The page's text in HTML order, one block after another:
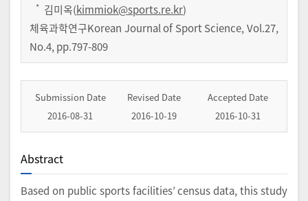
* 김미옥(kimmiok@sports.re.kr)
체육과학연구Korean Journal of Sport Science,Vol.27,
No.4,pp.797-809
Submission Date
2016-08-31
Revised Date
2016-10-19
Accepted Date
2016-10-31
Abstract
Based on public sports facilities’ census data, this study